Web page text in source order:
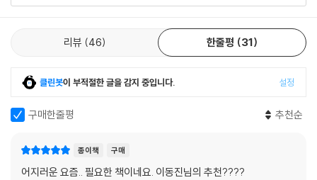
리뷰 46 한줄평 31
클린봇이 부적절한 글을 감지 중입니다. 설정
구매한줄평 추천순
종이책 구매
어지러운 요즘.. 필요한 책이네요. 이동진님의 추천????